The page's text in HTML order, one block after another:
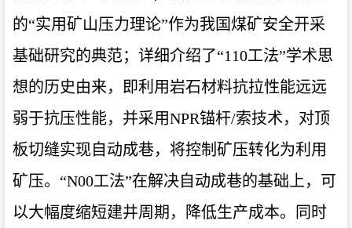
的“实用矿山压力理论”作为我国煤矿安全开采
基础研究的典范；详细介绍了“110工法”学术思
想的历史由来，即利用岩石材料抗拉性能远远
弱于抗压性能，并采用NPR锚杆/索技术，对顶
板切缝实现自动成巷，将控制矿压转化为利用
矿压。“N00工法”在解决自动成巷的基础上，可
以大幅度缩短建井周期，降低生产成本。同时